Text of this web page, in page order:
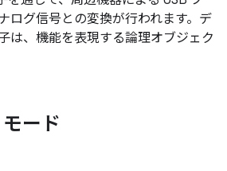
ログ信号との変換が行われます。デ
は、機能を表現する論理オブジェク
ード